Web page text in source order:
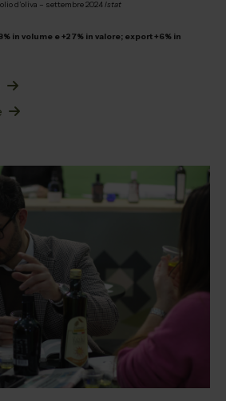
d’oliva – settembre 2024Istat
in volume e +27% in valore; export +6% in